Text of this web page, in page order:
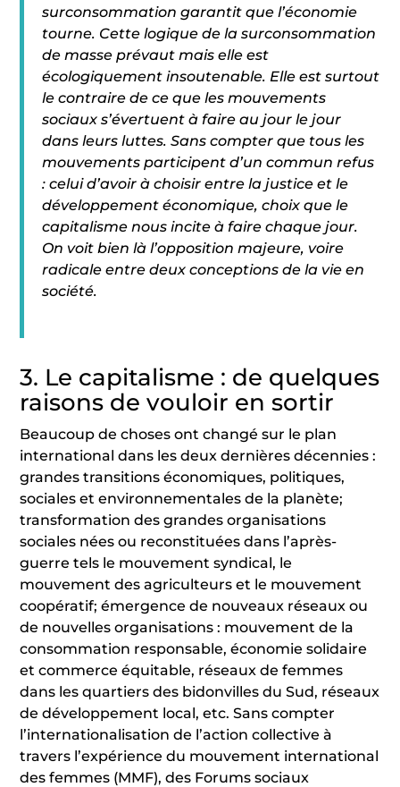
surconsommation garantit que l’économie
tourne. Cette logique de la surconsommation
de masse prévaut mais elle est
écologiquement insoutenable. Elle est surtout
le contraire de ce que les mouvements
sociaux s’évertuent à faire au jour le jour
dans leurs luttes. Sans compter que tous les
mouvements participent d’un commun refus
: celui d’avoir à choisir entre la justice et le
développement économique, choix que le
capitalisme nous incite à faire chaque jour.
On voit bien là l’opposition majeure, voire
radicale entre deux conceptions de la vie en
société.
3. Le capitalisme : de quelques
raisons de vouloir en sortir
Beaucoup de choses ont changé sur le plan
international dans les deux dernières décennies :
grandes transitions économiques, politiques,
sociales et environnementales de la planète;
transformation des grandes organisations
sociales nées ou reconstituées dans l’après-
guerre tels le mouvement syndical, le
mouvement des agriculteurs et le mouvement
coopératif; émergence de nouveaux réseaux ou
de nouvelles organisations : mouvement de la
consommation responsable, économie solidaire
et commerce équitable, réseaux de femmes
dans les quartiers des bidonvilles du Sud, réseaux
de développement local, etc. Sans compter
l’internationalisation de l’action collective à
travers l’expérience du mouvement international
des femmes (MMF), des Forums sociaux